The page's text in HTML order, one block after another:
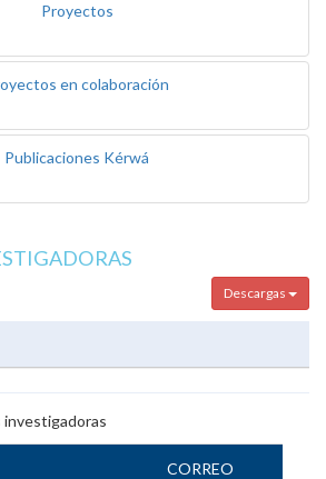
Proyectos
en colaboración
Publicaciones Kérwá
Descargas
investigadoras
CORREO